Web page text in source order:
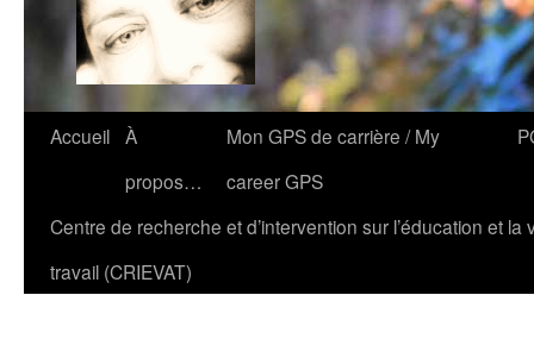
Accueil À
propos…
Mon GPS de carrière / My
career GPS
Centre de recherche et d’intervention sur l’éducation et la
travail (CRIEVAT)